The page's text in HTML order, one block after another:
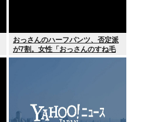
おっさんのハーフパンツ、否定派
が7割。女性「おっさんのすね毛
なんて見たくないじゃないですか